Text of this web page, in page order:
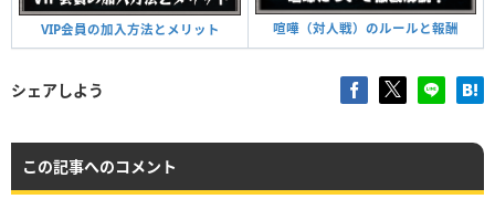
VIP会員の加入方法とメリット 喧嘩（対人戦）のルールと報酬
シェアしよう
この記事へのコメント